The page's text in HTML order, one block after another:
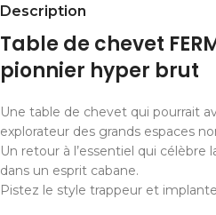
Description
Table de chevet
pionnier hyper brut
Une table de chevet qui pourrait
explorateur des grands espaces
Un retour à l’essentiel qui
dans un esprit cabane.
Pistez le style trappeur et